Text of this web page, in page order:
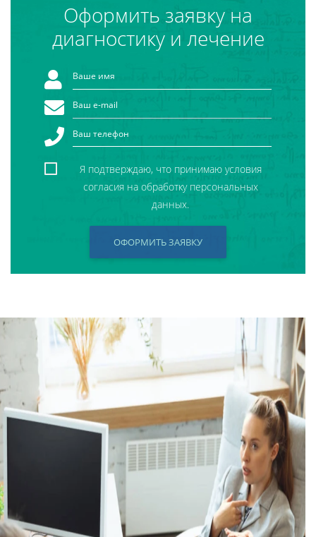
Оформить заявку на
диагностику и лечение
Я подтверждаю, что принимаю условия
согласия на обработку персональных
данных.
ОФОРМИТЬ ЗАЯВКУ